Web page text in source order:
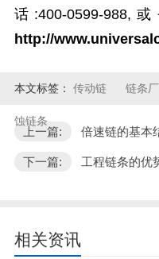
话:400-0599-
http://
本文标签： 传动链 链条
蚀链条
上一篇: 倍速链的基本
下一篇: 工程链条的优
相关资讯